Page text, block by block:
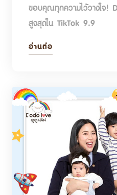
ขอบคุณทุกความไว้วางใจ!
สูงสุดใน TikTok 9.9
อ่านต่อ